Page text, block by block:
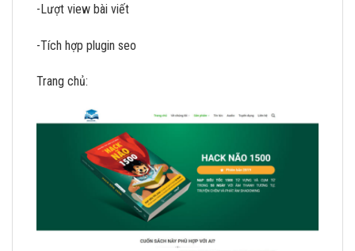
-Lượt view bài viết
-Tích hợp plugin seo
Trang chủ: